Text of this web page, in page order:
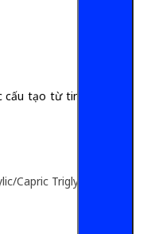
tạo từ tinh chất
Capric Triglyceride,